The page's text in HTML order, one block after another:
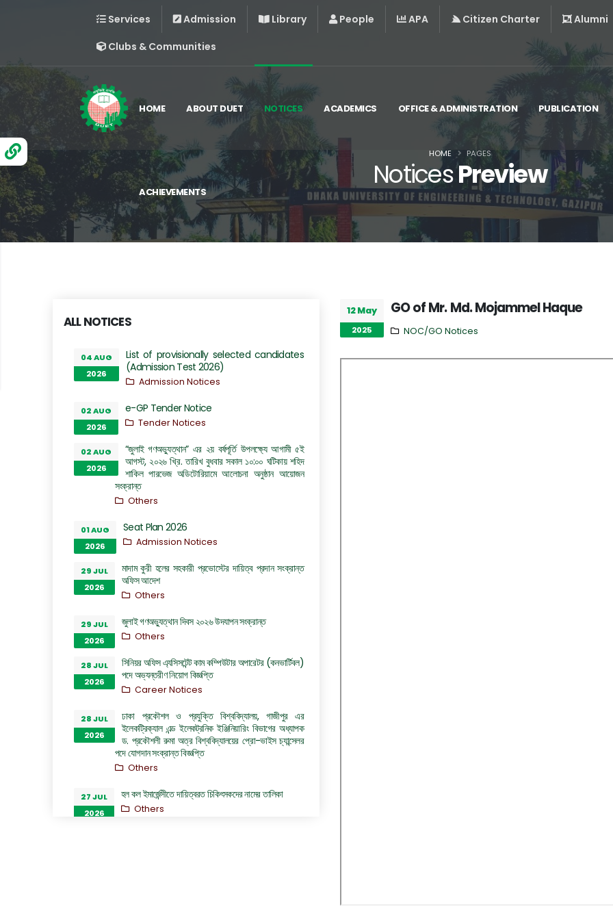
Services Admission Library People APA Citizen Charter
Alumni
Clubs & Communities
HOME ABOUT DUET NOTICES ACADEMICS OFFICE & ADMINISTRATION PUBLICATION
ACHIEVEMENTS
NoticesPreview
HOME PAGES
ALL NOTICES
04 AUG
2026
List of provisionally selected candidates
(Admission Test 2026)
Admission Notices
02 AUG
2026
e-GP Tender Notice
Tender Notices
02 AUG
2026
“জুলাই গণঅভ্যুত্থান” এর ২য় বর্ষপূর্তি উপলক্ষ্যে আগামী ৫ই
আগস্ট, ২০২৬ খ্রি. তারিখ বুধবার সকাল ১০:০০ ঘটিকায় শহিদ
শাকিল পারভেজ অডিটোরিয়ামে আলোচনা অনুষ্ঠান আয়োজন
সংক্রান্ত
Others
01 AUG
2026
Seat Plan 2026
Admission Notices
29 JUL
2026
মাদাম কুরী হলের সহকারী প্রভোস্টের দায়িত্ব প্রদান সংক্রান্ত
অফিস আদেশ
Others
29 JUL
2026
জুলাই গণঅভ্যুত্থান দিবস ২০২৬ উদযাপন সংক্রান্ত
Others
28 JUL
2026
সিনিয়র অফিস এ্যসিসটেন্ট কাম কম্পিউটার অপারেটর (কনভার্টিবল)
পদে অভ্যন্তরীণ নিয়োগ বিজ্ঞপ্তি
Career Notices
28 JUL
2026
ঢাকা প্রকৌশল ও প্রযুক্তি বিশ্ববিদ্যালয়, গাজীপুর এর
ইলেকট্রিক্যাল এন্ড ইলেকট্রনিক ইঞ্জিনিয়ারিং বিভাগের অধ্যাপক
ড. প্রকৌশলী রুমা অত্র বিশ্ববিদ্যালয়ের প্রো-ভাইস চ্যান্সেলর
পদে যোগদান সংক্রান্ত বিজ্ঞপ্তি
Others
27 JUL
2026
হল কল ইমার্জেন্সীতে দায়িত্বরত চিকিৎসকদের নামের তালিকা
Others
12 May
2025
GO of Mr. Md. Mojammel Haque
NOC/GO Notices